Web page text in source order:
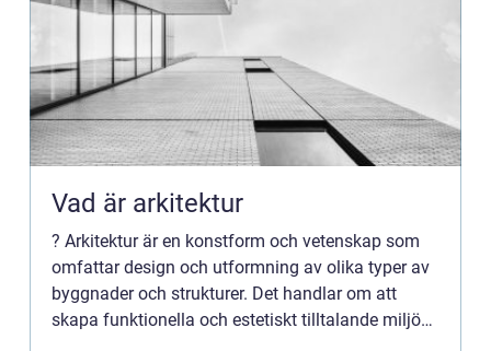
Vad är arkitektur
? Arkitektur är en konstform och vetenskap som
omfattar design och utformning av olika typer av
byggnader och strukturer. Det handlar om att
skapa funktionella och estetiskt tilltalande miljöer